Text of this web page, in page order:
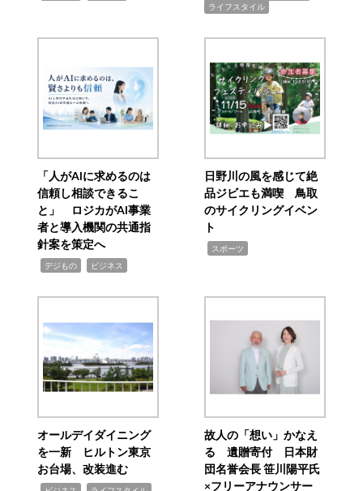
ライフスタイル
「人がAIに求めるのは
信頼し相談できるこ
と」 ロジカがAI事業
者と導入機関の共通指
針案を策定へ
デジもの ビジネス
日野川の風を感じて絶
品ジビエも満喫 鳥取
のサイクリングイベン
ト
スポーツ
オールデイダイニング
を一新 ヒルトン東京
お台場、改装進む
故人の「想い」かなえ
る 遺贈寄付 日本財
団名誉会長 笹川陽平氏
×フリーアナウンサー